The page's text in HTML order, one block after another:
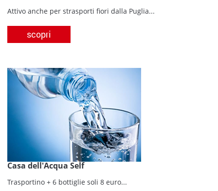
Attivo anche per strasporti fiori dalla Puglia...
scopri
Casa dell'Acqua Self
Trasportino + 6 bottiglie soli 8 euro...